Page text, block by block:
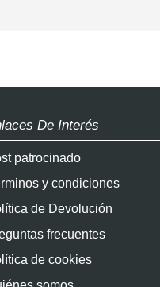
De Interés
patrocinado
y condiciones
de Devolución
frecuentes
de cookies